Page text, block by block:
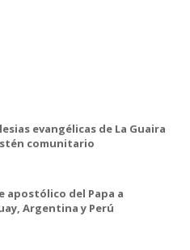
evangélicas de La Guaira
comunitario
apostólico del Papa a
Argentina y Perú